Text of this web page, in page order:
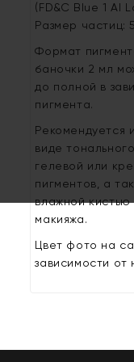
(FD&C Blue 1 Al
Размер частиц:
Формат
баночки 2 мл
до полной в
пигмента.
Рекомендуется
виде
гелевой или
пигментов, а
влажной
макияжа.
Цвет фото на
зависимости от